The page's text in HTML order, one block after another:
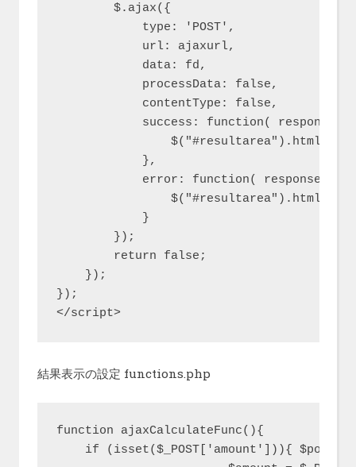
        $.ajax({
            type: 'POST',
            url: ajaxurl,
            data: fd,
            processData: false,
            contentType: false,
            success: function( response ){
            },
            error: function( response ){
$("#resultarea").html(
            }
        });
        return false;
    });
});
</script>
結果表示の設定 functions.php
function ajaxCalculateFunc(){
if (isset($_POST['amount'])){